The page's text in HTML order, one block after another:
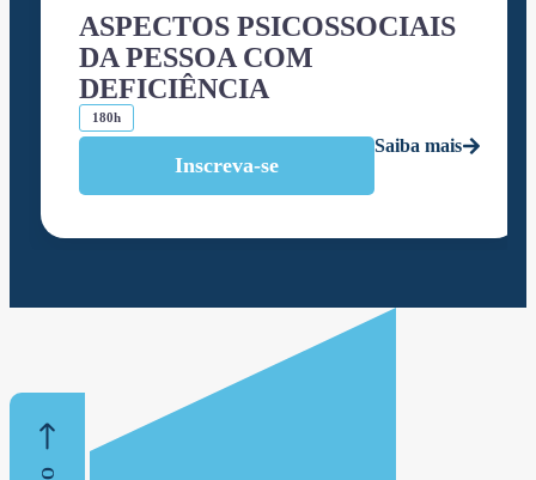
ASPECTOS PSICOSSOCIAIS
DA PESSOA COM
DEFICIÊNCIA
180h
Inscreva-se
Saiba mais